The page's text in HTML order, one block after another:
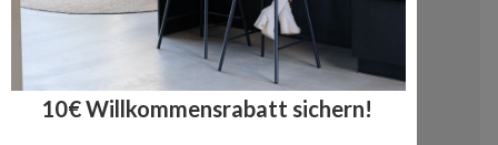
+49 20341512060
kundenservice@bronx71.com
Wir reagieren werktags innerhalb von 48
Stunden auf deine Fragen.
10€ Willkommensrabatt sichern!